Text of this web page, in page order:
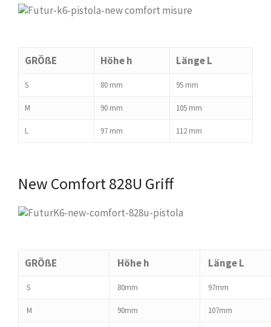
GRÖßE Höhe h Länge L
S 80 mm 95 mm
M 90 mm 105 mm
L 97 mm 112 mm
New Comfort 828U Griff
GRÖßE Höhe h Länge L
S 80mm 97mm
M 90mm 107mm